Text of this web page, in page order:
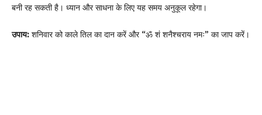
बनी रह सकती है। ध्यान और साधना के लिए यह समय अनुकूल रहेगा।
उपाय: शनिवार को काले तिल का दान करें और “ॐ शं शनैश्चराय नमः” का जाप करें।